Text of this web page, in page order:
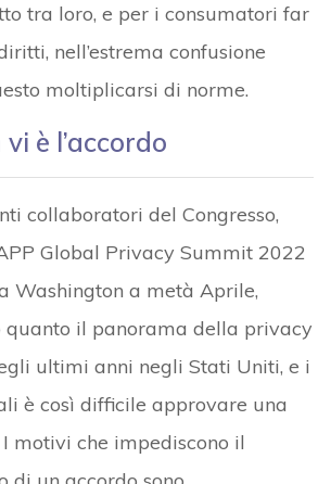
tra loro, e per i consumatori far
nell’estrema confusione
moltiplicarsi di norme.
è l’accordo
collaboratori del Congresso,
Global Privacy Summit 2022
Washington a metà Aprile,
quanto il panorama della privacy
ultimi anni negli Stati Uniti, e i
è così difficile approvare una
motivi che impediscono il